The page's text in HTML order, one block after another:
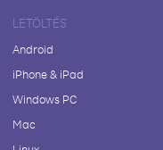
LETÖLTÉS
Android
iPhone & iPad
Windows PC
Mac